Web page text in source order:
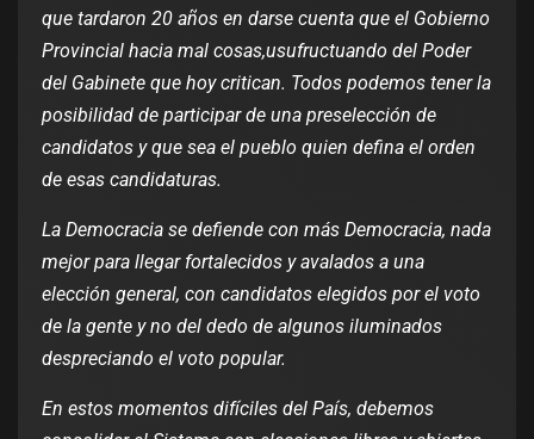
que tardaron 20 años en darse cuenta que el Gobierno
Provincial hacia mal cosas,usufructuando del Poder
del Gabinete que hoy critican. Todos podemos tener la
posibilidad de participar de una preselección de
candidatos y que sea el pueblo quien defina el orden
de esas candidaturas.
La Democracia se defiende con más Democracia, nada
mejor para llegar fortalecidos y avalados a una
elección general, con candidatos elegidos por el voto
de la gente y no del dedo de algunos iluminados
despreciando el voto popular.
En estos momentos difíciles del País, debemos